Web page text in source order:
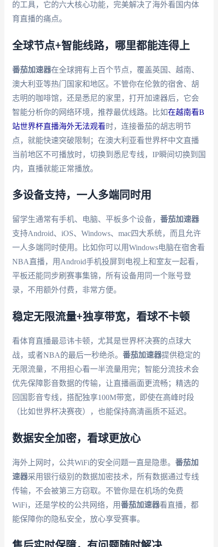
的工具，它的六大核心功能，完美解决了海外看国内体
育直播的痛点。
全球节点+智能线路，哪里都能连得上
番茄加速器在全球拥有上百个节点，覆盖英国、越南、
澳大利亚等热门国家和地区。不管你在伦敦的宿舍、胡
志明的咖啡馆，还是悉尼的家里，打开加速器后，它会
智能分析你的网络环境，推荐最优线路。比如在越南看B
站世界杯直播海外无法观看时，连接番茄的胡志明节
点，就能快速突破限制；在澳大利亚看世界杯中文直播
当前地区不可播放时，切换到悉尼专线，IP瞬间切换到国
内，直播就能正常播放。
多设备支持，一人多端同时用
留学生通常有手机、电脑、平板多个设备， 番茄加速器
支持Android、iOS、Windows、mac四大系统，而且允许
一人多端同时使用。比如你可以用Windows电脑在宿舍看
NBA直播，用Android手机投屏到电视上和室友一起看，
平板还能同步刷赛事集锦，所有设备用同一个账号登
录，不用额外付费，非常方便。
稳定无限流量+独享带宽，看球不卡顿
看体育直播最忌讳卡顿，尤其是世界杯决赛的点球大
战，或者NBA的最后一秒绝杀。 番茄加速器提供稳定的
无限流量，不用担心看一半流量用完；智能分流技术会
优先保障影音数据的传输，让直播画面更流畅；精选的
回国影音专线，搭配独享100M带宽，即使在高峰时段
（比如世界杯决赛夜），也能保持高清画质不延迟。
数据安全加密，看球更放心
海外上网时，公共WiFi的安全问题一直是隐患。 番茄加
速器采用银行级别的数据加密技术，所有数据通过专线
传输，不会被第三方窃取。不管你是在机场的免费
WiFi，还是学校的公共网络，用番茄加速器看直播，都
能保障你的隐私安全，放心享受赛事。